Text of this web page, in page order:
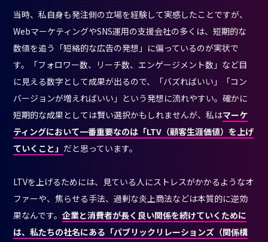
当時、私自身も発注側の立場を経験して実感したことですが、
WebマーケティングやSNS運用の支援会社の多くは、短期的な
数値を追う「短絡的な広告の発想」に偏っているのが実状で
す。「フォロワー数、リーチ数、エンゲージメント数」など目
に見える数字として成果が出るので、「バズればいい」「コン
バージョンが増えればいい」という発想に流れやすい。確かに
短期的な成果としては賢い選択かもしれませんが、私はマーケ
ティングにおいて一番重要なのは「LTV（顧客生涯価値）を上げ
ていくこと」 だと思っています。
LTVを上げるためには、見ている人にストレスがかかるようなオ
ファーや、焦らせる手法、過剰な炎上商法などは本質的に逆効
果なんです。企業と消費者が長く良い関係を続けていくために
は、私たちの社名にある「パブリックリレーションズ（関係構